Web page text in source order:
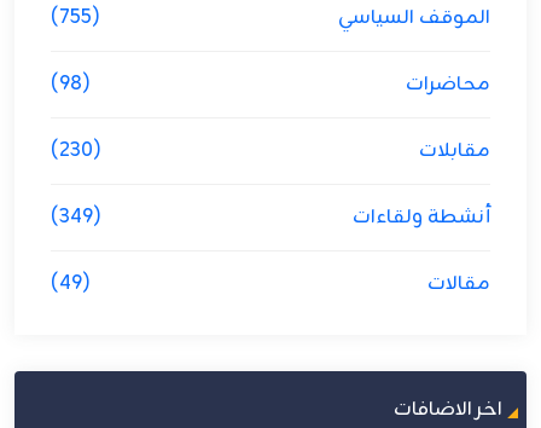
الموقف السياسي (755)
محاضرات (98)
مقابلات (230)
أنشطة ولقاءات (349)
مقالات (49)
اخر الاضافات